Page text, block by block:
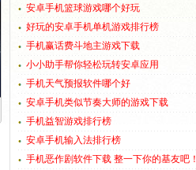
安卓手机篮球游戏哪个好玩
好玩的安卓手机单机游戏排行榜
手机赢话费斗地主游戏下载
小小助手帮你轻松玩转安卓应用
手机天气预报软件哪个好
安卓手机类似节奏大师的游戏下载
手机益智游戏排行榜
安卓手机输入法排行榜
手机恶作剧软件下载 整一下你的基友吧！